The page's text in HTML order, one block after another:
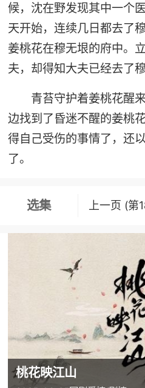
候，沈在野发现其中一个
天开始，连续几日都去了
姜桃花在穆无垠的府中。
夫，却得知大夫已经去了
青苔守护着姜桃花醒
边找到了昏迷不醒的姜桃
得自己受伤的事情了，还
了。
选集 上一页 (第
桃花映江山